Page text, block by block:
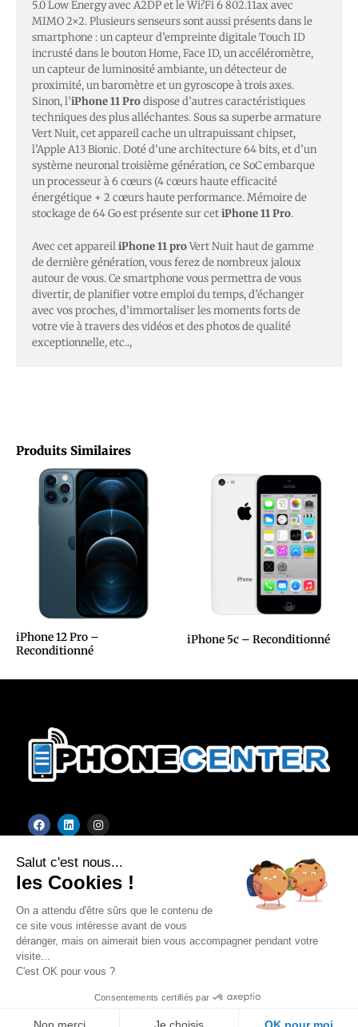
Produits Similaires
iPhone 12 Pro –
Reconditionné
iPhone 5c – Reconditionné
5.0 Low Energy avec A2DP et le Wi?Fi 6 802.11ax avec
MIMO 2×2. Plusieurs senseurs sont aussi présents dans le
smartphone : un capteur d’empreinte digitale Touch ID
incrusté dans le bouton Home, Face ID, un accéléromètre,
un capteur de luminosité ambiante, un détecteur de
proximité, un baromètre et un gyroscope à trois axes.
Sinon, l’iPhone 11 Prodispose d’autres caractéristiques
techniques des plus alléchantes. Sous sa superbe armature
Vert Nuit, cet appareil cache un ultrapuissant chipset,
l’Apple A13 Bionic. Doté d’une architecture 64 bits, et d’un
système neuronal troisième génération, ce SoC embarque
un processeur à 6 cœurs (4 cœurs haute efficacité
énergétique + 2 cœurs haute performance. Mémoire de
stockage de 64 Go est présente sur cetiPhone 11 Pro.
Avec cet appareiliPhone 11 proVert Nuit haut de gamme
de dernière génération, vous ferez de nombreux jaloux
autour de vous. Ce smartphone vous permettra de vous
divertir, de planifier votre emploi du temps, d’échanger
avec vos proches, d’immortaliser les moments forts de
votre vie à travers des vidéos et des photos de qualité
exceptionnelle, etc..,
F
a
b
o
L
i
e
i
I
n
a
g
m
09 74 97 47 86
contact@phone-center.fr
81 grande rue – 92310 Sèvres
Salut c'est nous...
les Cookies !
On a attendu d'être sûrs que le contenu de
ce site vous intéresse avant de vous
déranger, mais on aimerait bien vous accompagner pendant votre
visite...
C'est OK pour vous ?
Consentements certifiés par